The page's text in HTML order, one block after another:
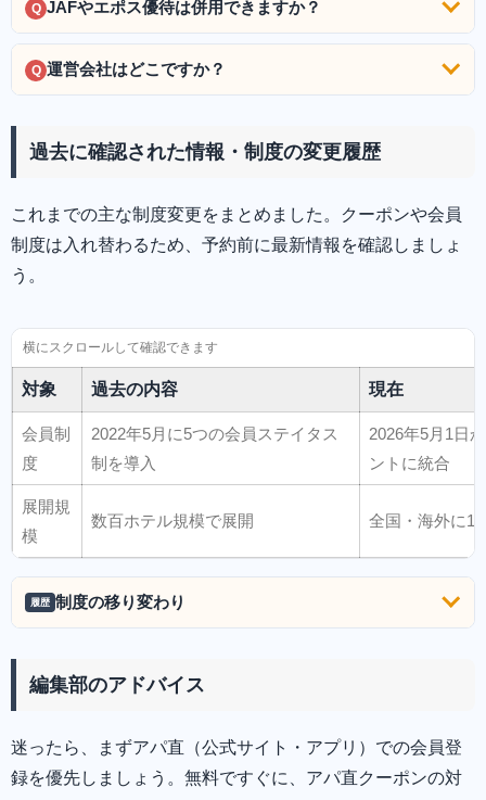
Q JAFやエポス優待は併用できますか？
Q 運営会社はどこですか？
過去に確認された情報・制度の変更履歴
これまでの主な制度変更をまとめました。クーポンや会員
制度は入れ替わるため、予約前に最新情報を確認しましょ
う。
対象 過去の内容 現在
会員制
度
2022年5月に5つの会員ステイタス
制を導入
2026年5月1日
ントに統合
展開規
模
数百ホテル規模で展開 全国・海外に
履歴 制度の移り変わり
編集部のアドバイス
迷ったら、まずアパ直（公式サイト・アプリ）での会員登
録を優先しましょう。無料ですぐに、アパ直クーポンの対